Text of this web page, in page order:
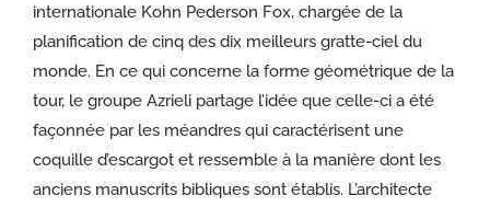
internationale Kohn Pederson Fox, chargée de la
planification de cinq des dix meilleurs gratte-ciel du
monde. En ce qui concerne la forme géométrique de la
tour, le groupe Azrieli partage l’idée que celle-ci a été
façonnée par les méandres qui caractérisent une
coquille d’escargot et ressemble à la manière dont les
anciens manuscrits bibliques sont établis. L’architecte